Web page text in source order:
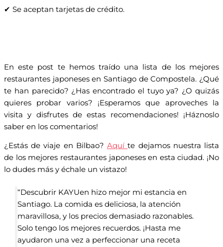
✔ Se aceptan tarjetas de crédito.
En este post te hemos traído una lista de los mejores
restaurantes japoneses en Santiago de Compostela. ¿Qué
te han parecido? ¿Has encontrado el tuyo ya? ¿O quizás
quieres probar varios? ¡Esperamos que aproveches la
visita y disfrutes de estas recomendaciones! ¡Háznoslo
saber en los comentarios!
¿Estás de viaje en Bilbao?Aquíte dejamos nuestra lista
de los mejores restaurantes japoneses en esta ciudad. ¡No
lo dudes más y échale un vistazo!
“Descubrir KAYUen hizo mejor mi estancia en
Santiago. La comida es deliciosa, la atención
maravillosa, y los precios demasiado razonables.
Solo tengo los mejores recuerdos. ¡Hasta me
ayudaron una vez a perfeccionar una receta